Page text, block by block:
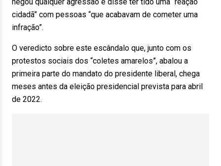
cidadã” com pessoas “que acabavam de cometer uma
infração”.
O veredicto sobre este escândalo que, junto com os
protestos sociais dos “coletes amarelos”, abalou a
primeira parte do mandato do presidente liberal, chega
meses antes da eleição presidencial prevista para abril
de 2022.